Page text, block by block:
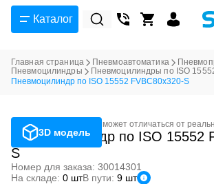
Каталог
Главная страница Пневмоавтоматика
Пневмоцилиндры
Пневмоцилиндры по ISO
Пневмоцилиндр по ISO 15552 FVBC80x320-S
3D модель
Фотография может отличаться от
Пневмоцилиндр по ISO 15552
S
Номер для заказа: 30014301
На складе: 0 штВ пути: 9 шт